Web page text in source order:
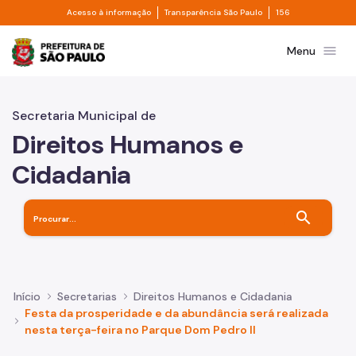
Pular para o Conteúdo principal
Acesso à informação Divisor de acesso à informação
Transparência São Paulo Divisor de
156
Prefeitura de São PauloMenu menu
Secretaria Municipal de
Direitos Humanos e
Cidadania
search
Início Secretarias
Direitos Humanos e Cidadania
Festa da prosperidade e da abundância será realizada
nesta terça-feira no Parque Dom Pedro II